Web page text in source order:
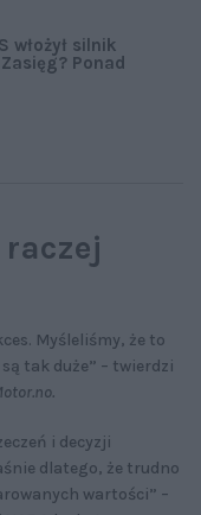
włożył silnik
Ponad
Myśleliśmy, że to
tak duże” – twierdzi
i decyzji
dlatego, że trudno
wartości” –